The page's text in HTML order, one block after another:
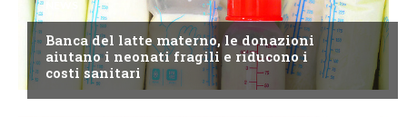
Banca del latte materno, le donazioni
aiutano i neonati fragili e riducono i
costi sanitari